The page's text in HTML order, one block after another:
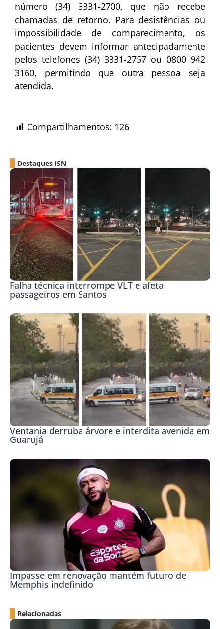
número (34) 3331-2700, que não recebe
chamadas de retorno. Para desistências ou
impossibilidade de comparecimento, os
pacientes devem informar antecipadamente
pelos telefones (34) 3331-2757 ou 0800 942
3160, permitindo que outra pessoa seja
atendida.
Compartilhamentos: 126
Destaques ISN
Falha técnica interrompe VLT e afeta
passageiros em Santos
Ventania derruba árvore e interdita avenida em
Guarujá
Impasse em renovação mantém futuro de
Memphis indefinido
Relacionadas